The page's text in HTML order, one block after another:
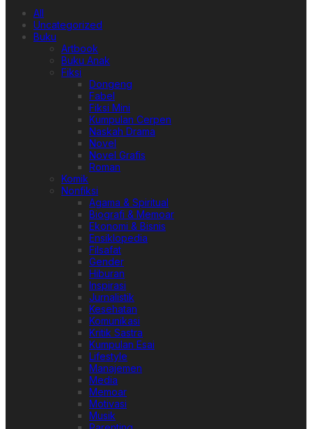
All
Uncategorized
Buku
Artbook
Buku Anak
Fiksi
Dongeng
Fabel
Fiksi Mini
Kumpulan Cerpen
Naskah Drama
Novel
Novel Grafis
Roman
Komik
Nonfiksi
Agama & Spiritual
Biografi & Memoar
Ekonomi & Bisnis
Ensiklopedia
Filsafat
Gender
Hiburan
Inspirasi
Jurnalistik
Kesehatan
Komunikasi
Kritik Sastra
Kumpulan Esai
Lifestyle
Manajemen
Media
Memoar
Motivasi
Musik